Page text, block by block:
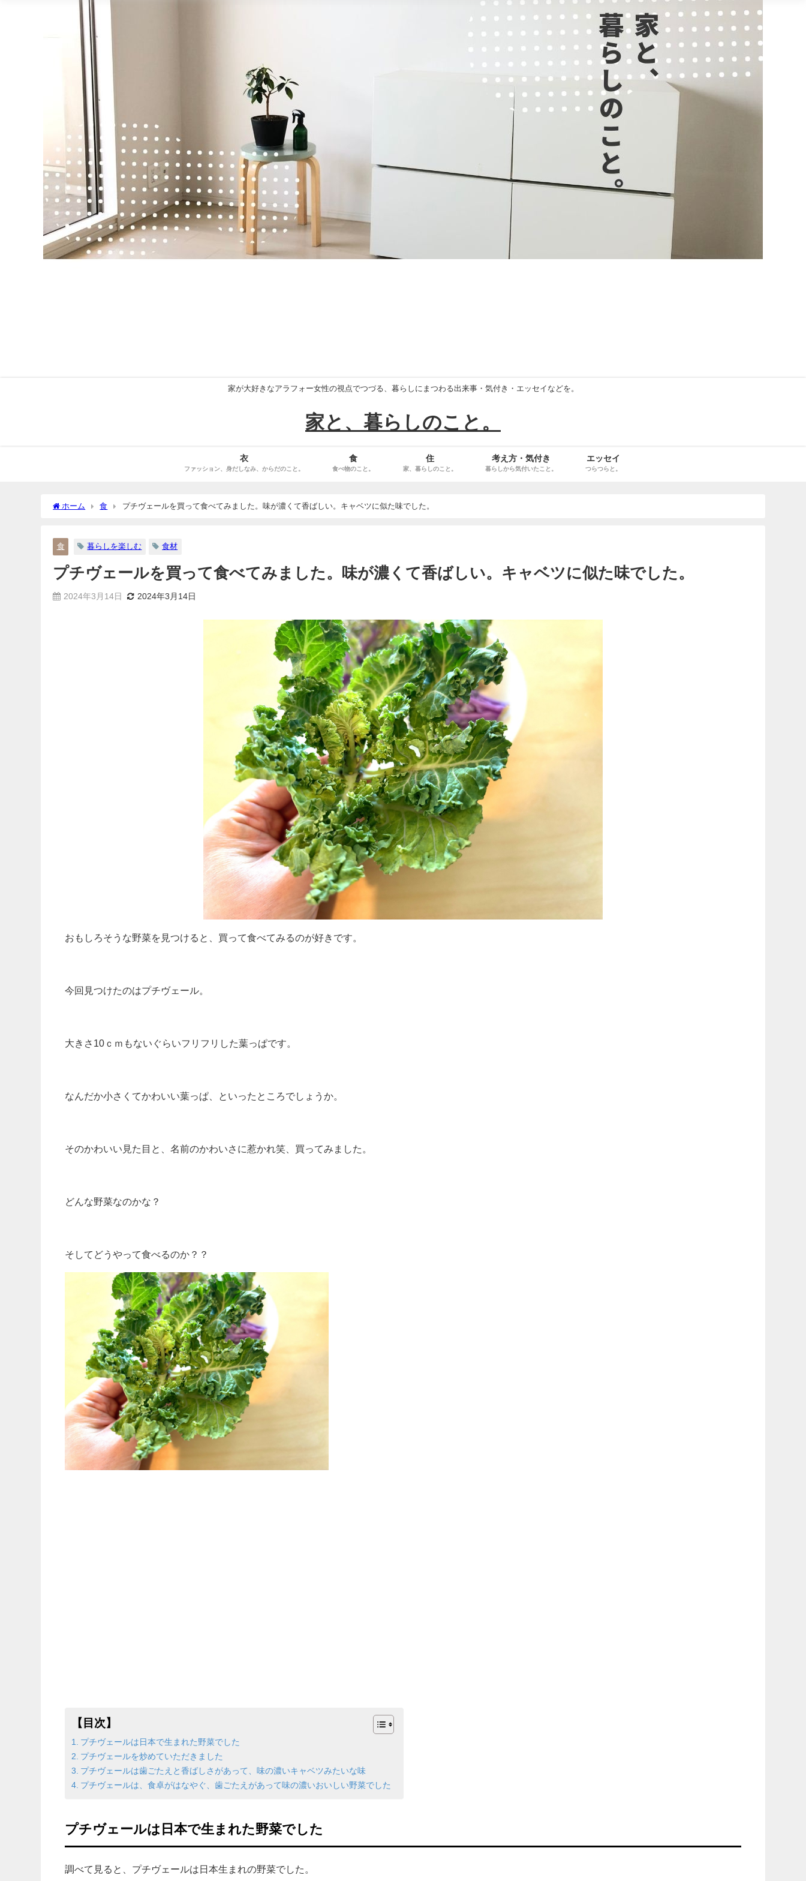
家が大好きなアラフォー女性の視点でつづる、暮らしにまつわる出来事・気付き・エッセイなどを。
家と、暮らしのこと。
衣
ファッション、身だしなみ、からだのこと。
食
食べ物のこと。
住
家、暮らしのこと。
考え方・気付き
暮らしから気付いたこと。
エッセイ
つらつらと。
ホーム 食 プチヴェールを買って食べてみました。味が濃くて香ばしい。キャベツに似た味でした。
食 暮らしを楽しむ 食材
プチヴェールを買って食べてみました。味が濃くて香ばしい。キャベツに似た味でした。
2024年3月14日 2024年3月14日
おもしろそうな野菜を見つけると、買って食べてみるのが好きです。
今回見つけたのはプチヴェール。
大きさ10ｃｍもないぐらいフリフリした葉っぱです。
なんだか小さくてかわいい葉っぱ、といったところでしょうか。
そのかわいい見た目と、名前のかわいさに惹かれ笑、買ってみました。
どんな野菜なのかな？
そしてどうやって食べるのか？？
【目次】
プチヴェールは日本で生まれた野菜でした
プチヴェールを炒めていただきました
プチヴェールは歯ごたえと香ばしさがあって、味の濃いキャベツみたいな味
プチヴェールは、食卓がはなやぐ、歯ごたえがあって味の濃いおいしい野菜でした
プチヴェールは日本で生まれた野菜でした
調べて見ると、プチヴェールは日本生まれの野菜でした。